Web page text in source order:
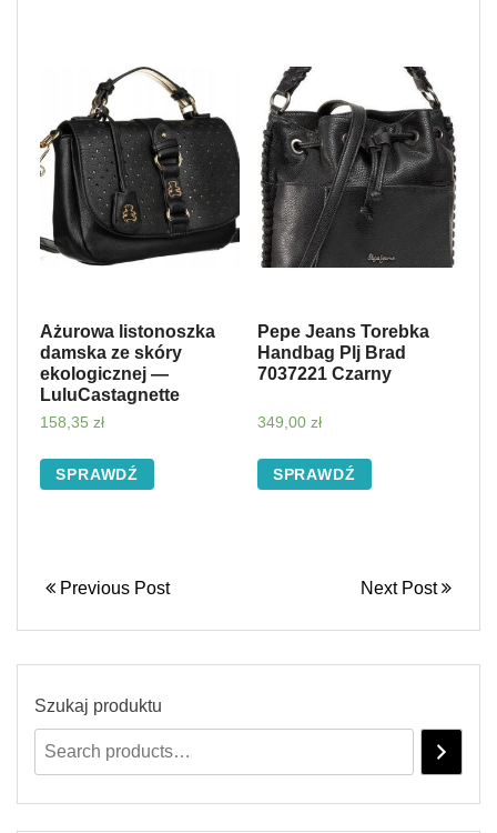
Ażurowa listonoszka
damska ze skóry
ekologicznej —
LuluCastagnette
158,35 zł
SPRAWDŹ
Pepe Jeans Torebka
Handbag Plj Brad
7037221 Czarny
349,00 zł
SPRAWDŹ
Previous Post Next Post
Szukaj produktu